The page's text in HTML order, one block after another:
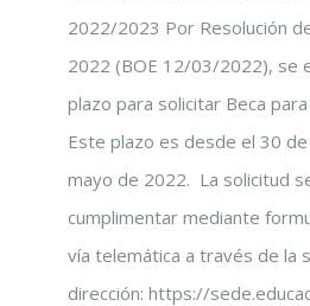
2022/2023 Por Resolución
2022 (BOE 12/03/2022), se
plazo para solicitar Beca
Este plazo es desde el 30
mayo de 2022. La solicitud
cumplimentar mediante
vía telemática a través de la
dirección: https://